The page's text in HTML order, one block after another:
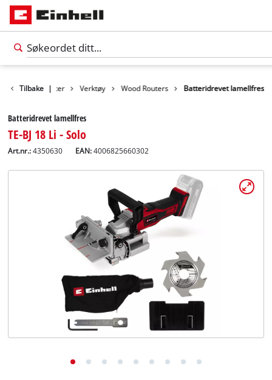
Tilbake |
Produkter Verktøy Wood Routers Batteridrevet lamellfres
Batteridrevet lamellfres
TE-BJ 18 Li - Solo
Art.nr.: 4350630 EAN:4006825660302